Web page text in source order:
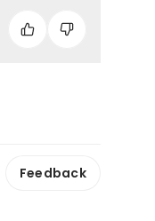
Feedback